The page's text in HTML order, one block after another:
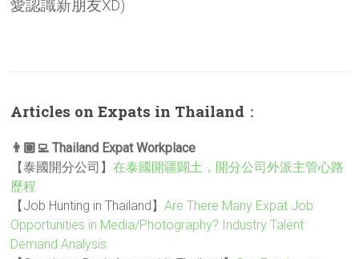
愛認識新朋友XD)
Articles on Expats in Thailand ：
👨🏽‍💻 Thailand Expat Workplace
【泰國開分公司】在泰國開疆闢土，開分公司外派主管心路
歷程
【Job Hunting in Thailand】Are There Many Expat Job
Opportunities in Media/Photography? Industry Talent
Demand Analysis